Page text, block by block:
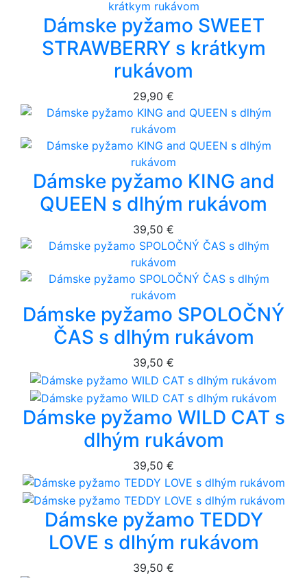
Dámske pyžamo SWEET
STRAWBERRY s krátkym
rukávom
29,90 €
Dámske pyžamo KING and
QUEEN s dlhým rukávom
39,50 €
Dámske pyžamo SPOLOČNÝ
ČAS s dlhým rukávom
39,50 €
Dámske pyžamo WILD CAT s
dlhým rukávom
39,50 €
Dámske pyžamo TEDDY
LOVE s dlhým rukávom
39,50 €